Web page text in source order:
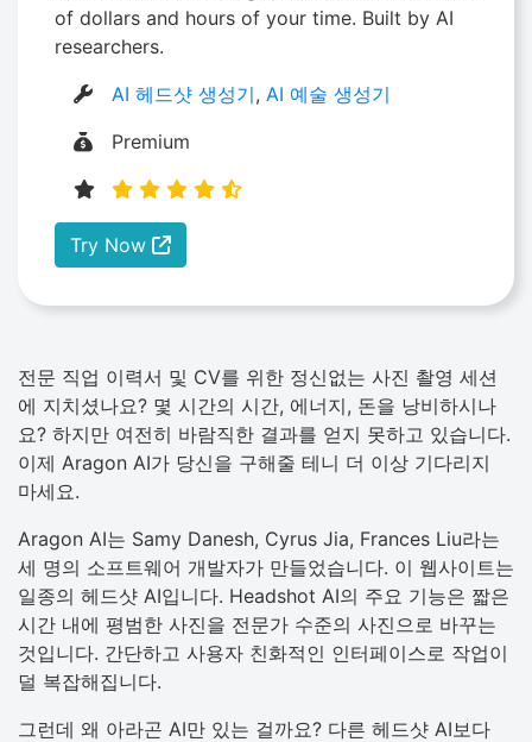
of dollars and hours of your time. Built by AI
researchers.
AI 헤드샷 생성기, AI 예술 생성기
Premium
Try Now
전문 직업 이력서 및 CV를 위한 정신없는 사진 촬영 세션
에 지치셨나요? 몇 시간의 시간, 에너지, 돈을 낭비하시나
요? 하지만 여전히 바람직한 결과를 얻지 못하고 있습니다.
이제 Aragon AI가 당신을 구해줄 테니 더 이상 기다리지
마세요.
Aragon AI는 Samy Danesh, Cyrus Jia, Frances Liu라는
세 명의 소프트웨어 개발자가 만들었습니다. 이 웹사이트는
일종의 헤드샷 AI입니다. Headshot AI의 주요 기능은 짧은
시간 내에 평범한 사진을 전문가 수준의 사진으로 바꾸는
것입니다. 간단하고 사용자 친화적인 인터페이스로 작업이
덜 복잡해집니다.
그런데 왜 아라곤 AI만 있는 걸까요? 다른 헤드샷 AI보다